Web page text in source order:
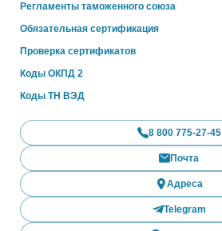
Регламенты таможенного союза
Обязательная сертификация
Проверка сертификатов
Коды ОКПД 2
Коды ТН ВЭД
8 800 775-27-45
Почта
Адреса
Telegram